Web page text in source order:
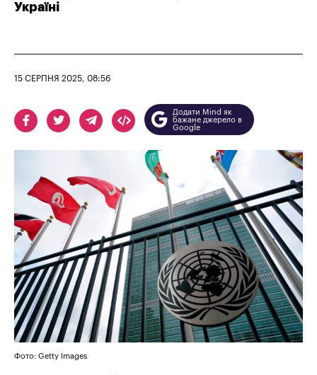
Україні
15 СЕРПНЯ 2025, 08:56
Додати Mind як
бажане джерело в
Google
Фото: Getty Images